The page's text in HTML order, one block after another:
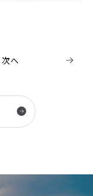
次へ